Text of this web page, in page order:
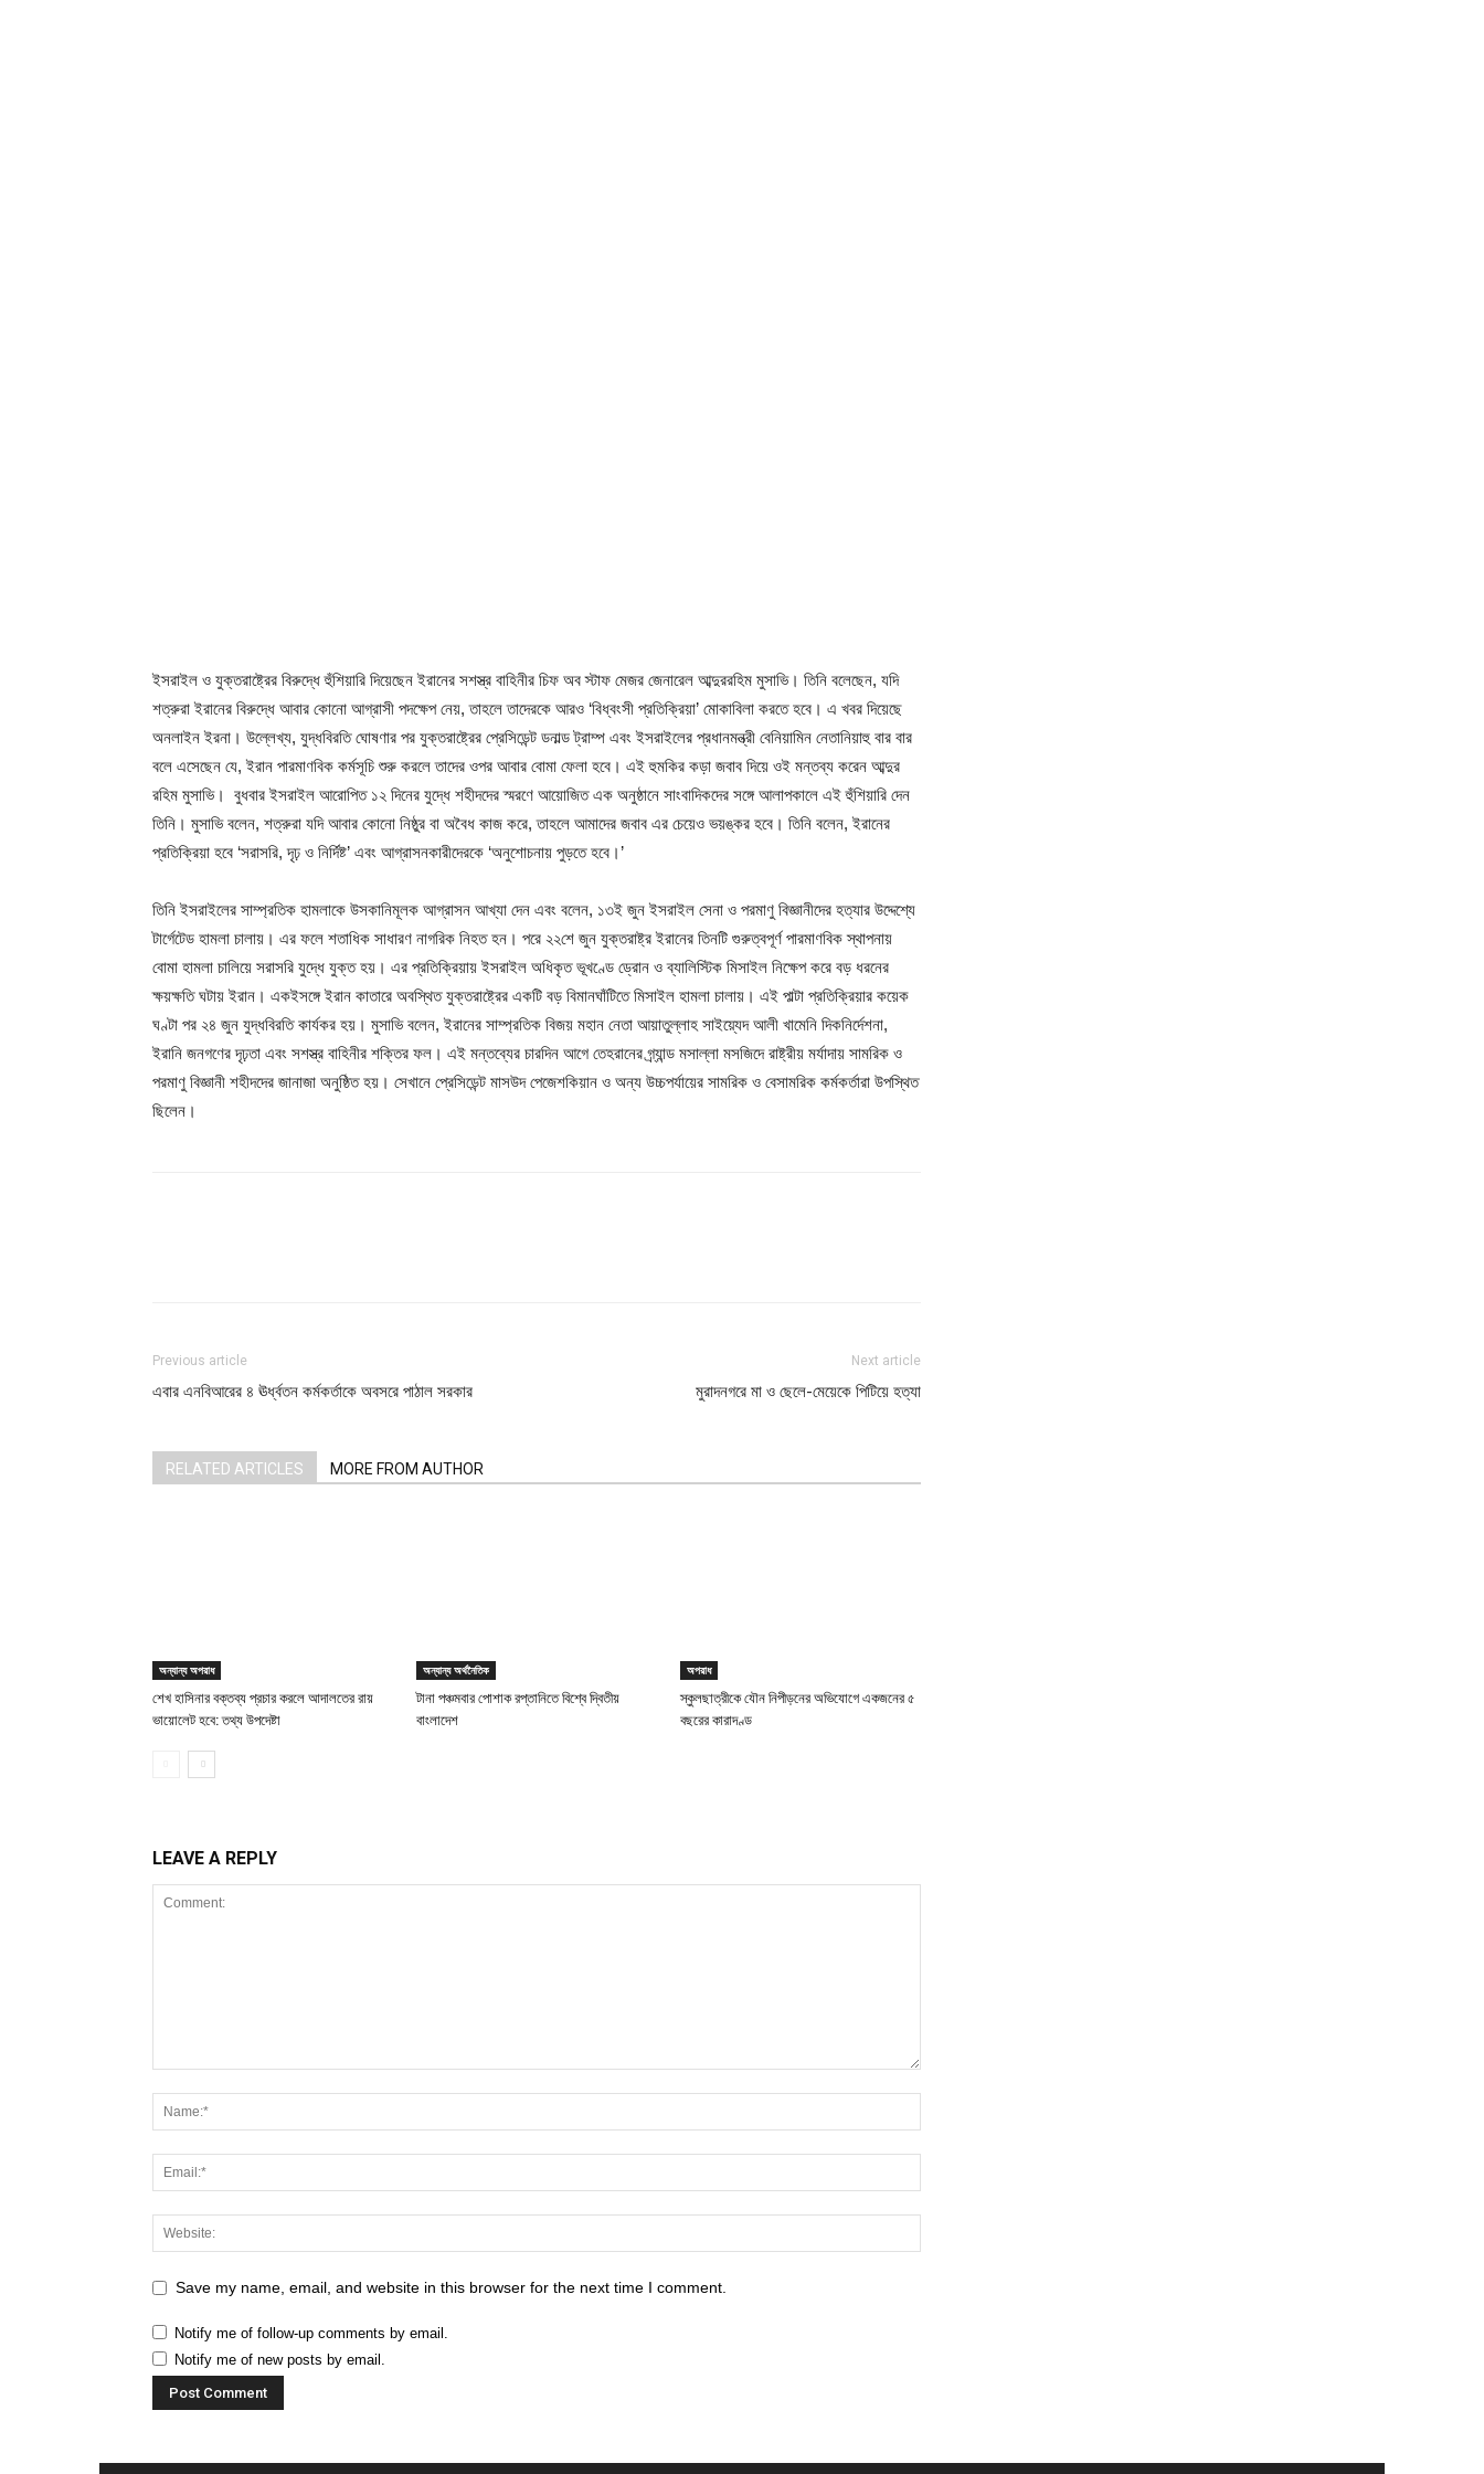
ইসরাইল ও যুক্তরাষ্ট্রের বিরুদ্ধে হুঁশিয়ারি দিয়েছেন ইরানের সশস্ত্র বাহিনীর চিফ অব স্টাফ মেজর জেনারেল আব্দুররহিম মুসাভি। তিনি বলেছেন, যদি
শত্রুরা ইরানের বিরুদ্ধে আবার কোনো আগ্রাসী পদক্ষেপ নেয়, তাহলে তাদেরকে আরও ‘বিধ্বংসী প্রতিক্রিয়া’ মোকাবিলা করতে হবে। এ খবর দিয়েছে
অনলাইন ইরনা। উল্লেখ্য, যুদ্ধবিরতি ঘোষণার পর যুক্তরাষ্ট্রের প্রেসিডেন্ট ডনাল্ড ট্রাম্প এবং ইসরাইলের প্রধানমন্ত্রী বেনিয়ামিন নেতানিয়াহু বার বার
বলে এসেছেন যে, ইরান পারমাণবিক কর্মসূচি শুরু করলে তাদের ওপর আবার বোমা ফেলা হবে। এই হুমকির কড়া জবাব দিয়ে ওই মন্তব্য করেন আব্দুর
রহিম মুসাভি। বুধবার ইসরাইল আরোপিত ১২ দিনের যুদ্ধে শহীদদের স্মরণে আয়োজিত এক অনুষ্ঠানে সাংবাদিকদের সঙ্গে আলাপকালে এই হুঁশিয়ারি দেন
তিনি। মুসাভি বলেন, শত্রুরা যদি আবার কোনো নিষ্ঠুর বা অবৈধ কাজ করে, তাহলে আমাদের জবাব এর চেয়েও ভয়ঙ্কর হবে। তিনি বলেন, ইরানের
প্রতিক্রিয়া হবে ‘সরাসরি, দৃঢ় ও নির্দিষ্ট’ এবং আগ্রাসনকারীদেরকে ‘অনুশোচনায় পুড়তে হবে।’
তিনি ইসরাইলের সাম্প্রতিক হামলাকে উসকানিমূলক আগ্রাসন আখ্যা দেন এবং বলেন, ১৩ই জুন ইসরাইল সেনা ও পরমাণু বিজ্ঞানীদের হত্যার উদ্দেশ্যে
টার্গেটেড হামলা চালায়। এর ফলে শতাধিক সাধারণ নাগরিক নিহত হন। পরে ২২শে জুন যুক্তরাষ্ট্র ইরানের তিনটি গুরুত্বপূর্ণ পারমাণবিক স্থাপনায়
বোমা হামলা চালিয়ে সরাসরি যুদ্ধে যুক্ত হয়। এর প্রতিক্রিয়ায় ইসরাইল অধিকৃত ভূখণ্ডে ড্রোন ও ব্যালিস্টিক মিসাইল নিক্ষেপ করে বড় ধরনের
ক্ষয়ক্ষতি ঘটায় ইরান। একইসঙ্গে ইরান কাতারে অবস্থিত যুক্তরাষ্ট্রের একটি বড় বিমানঘাঁটিতে মিসাইল হামলা চালায়। এই পাল্টা প্রতিক্রিয়ার কয়েক
ঘণ্টা পর ২৪ জুন যুদ্ধবিরতি কার্যকর হয়। মুসাভি বলেন, ইরানের সাম্প্রতিক বিজয় মহান নেতা আয়াতুল্লাহ সাইয়্যেদ আলী খামেনি দিকনির্দেশনা,
ইরানি জনগণের দৃঢ়তা এবং সশস্ত্র বাহিনীর শক্তির ফল। এই মন্তব্যের চারদিন আগে তেহরানের গ্র্যান্ড মসাল্লা মসজিদে রাষ্ট্রীয় মর্যাদায় সামরিক ও
পরমাণু বিজ্ঞানী শহীদদের জানাজা অনুষ্ঠিত হয়। সেখানে প্রেসিডেন্ট মাসউদ পেজেশকিয়ান ও অন্য উচ্চপর্যায়ের সামরিক ও বেসামরিক কর্মকর্তারা উপস্থিত
ছিলেন।
Previous article
এবার এনবিআরের ৪ ঊর্ধ্বতন কর্মকর্তাকে অবসরে পাঠাল সরকার
Next article
মুরাদনগরে মা ও ছেলে-মেয়েকে পিটিয়ে হত্যা
RELATED ARTICLES MORE FROM AUTHOR
অন্যান্য অপরাধ
শেখ হাসিনার বক্তব্য প্রচার করলে আদালতের রায়
ভায়োলেট হবে: তথ্য উপদেষ্টা
অন্যান্য অর্থনৈতিক
টানা পঞ্চমবার পোশাক রপ্তানিতে বিশ্বে দ্বিতীয়
বাংলাদেশ
অপরাধ
স্কুলছাত্রীকে যৌন নিপীড়নের অভিযোগে একজনের ৫
বছরের কারাদণ্ড
LEAVE A REPLY
Save my name, email, and website in this browser for the next time I comment.
Notify me of follow-up comments by email.
Notify me of new posts by email.